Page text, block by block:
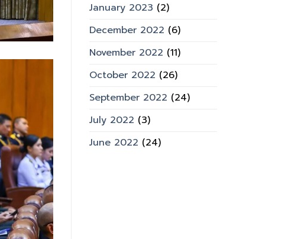
January 2023 (2)
December 2022 (6)
November 2022 (11)
October 2022 (26)
September 2022 (24)
July 2022 (3)
June 2022 (24)